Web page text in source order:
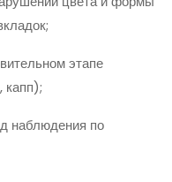
этапе
капп);
наблюдения по